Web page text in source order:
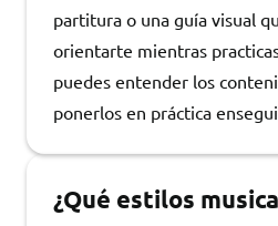
partitura o una guía visual
orientarte mientras
puedes entender los
ponerlos en práctica
¿Qué estilos